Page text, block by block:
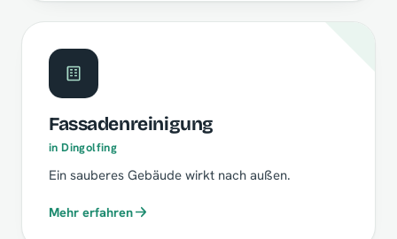
Fassadenreinigung
in Dingolfing
Ein sauberes Gebäude wirkt nach außen.
Mehr erfahren